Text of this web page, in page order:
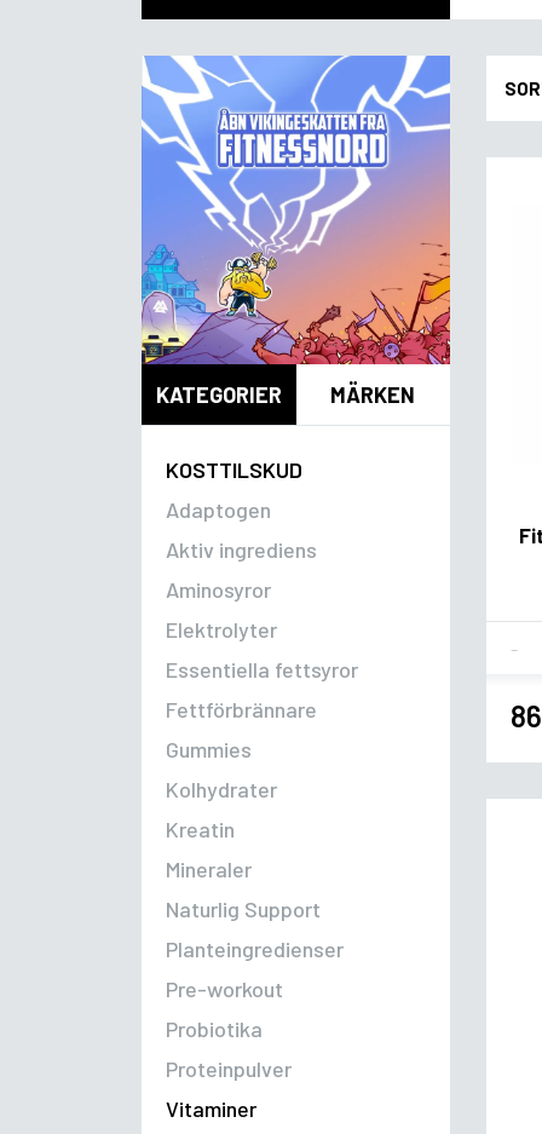
KATEGORIER MÄRKEN
KOSTTILSKUD
Adaptogen
Aktiv ingrediens
Aminosyror
Elektrolyter
Essentiella fettsyror
Fettförbrännare
Gummies
Kolhydrater
Kreatin
Mineraler
Naturlig Support
Planteingredienser
Pre-workout
Probiotika
Proteinpulver
Vitaminer